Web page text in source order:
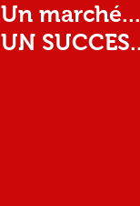
Un
UN